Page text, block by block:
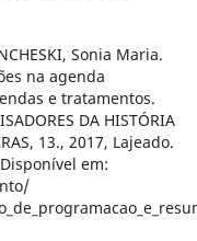
Sonia Maria.
na agenda
e tratamentos.
DA HISTÓRIA
13., 2017, Lajeado.
em: